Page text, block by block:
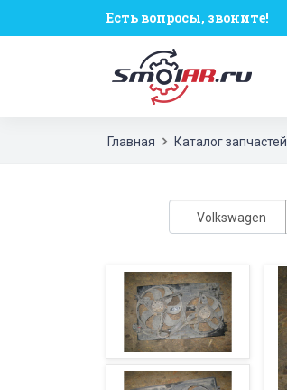
Есть вопросы, звоните!
Главная Каталог запчастей
Volkswagen